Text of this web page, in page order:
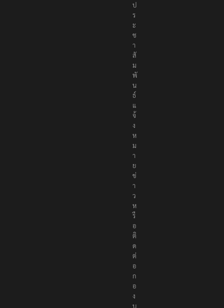
ป
ร
ะ
ช
า
สั
ม
พั
น
ธ์
แ
จ้
ง
ห
ม
า
ย
ข่
า
ว
ห
รื
อ
ติ
ด
ต่
อ
ก
อ
ง
บ